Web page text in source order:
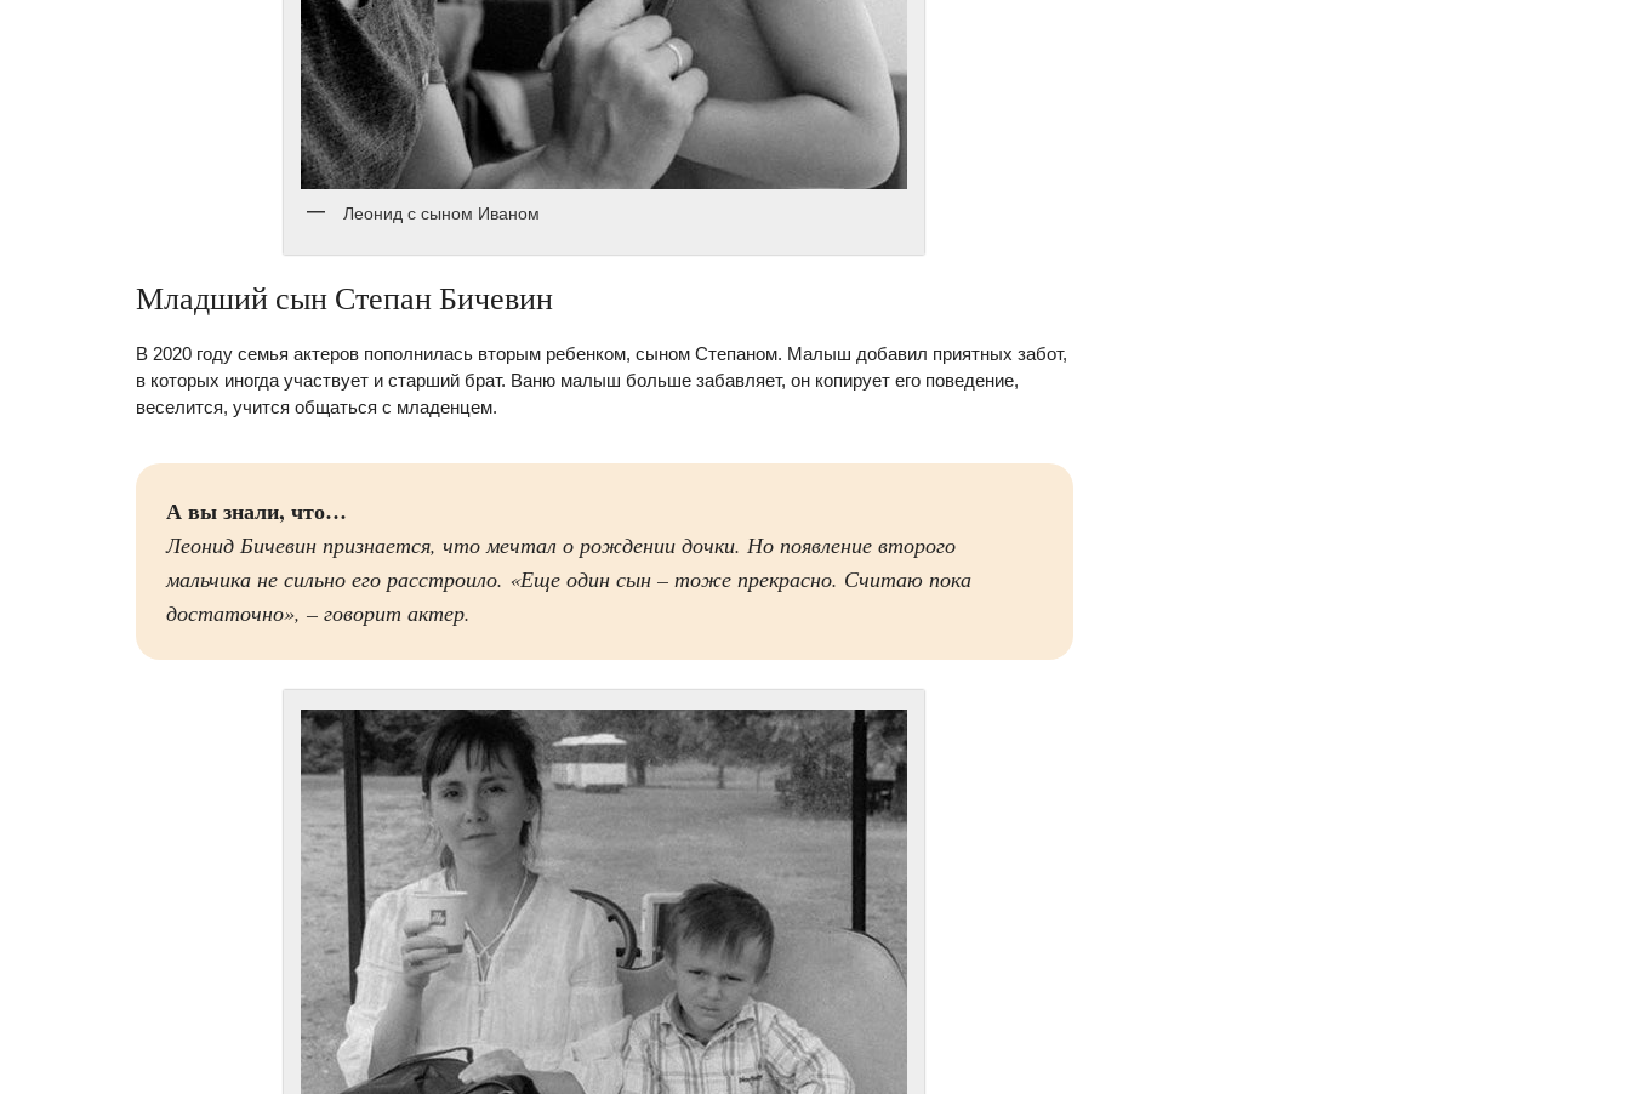
Леонид с сыном Иваном
Младший сын Степан Бичевин
В 2020 году семья актеров пополнилась вторым ребенком, сыном Степаном. Малыш добавил приятных забот,
в которых иногда участвует и старший брат. Ваню малыш больше забавляет, он копирует его поведение,
веселится, учится общаться с младенцем.
А вы знали, что…
Леонид Бичевин признается, что мечтал о рождении дочки. Но появление второго
мальчика не сильно его расстроило. «Еще один сын – тоже прекрасно. Считаю пока
достаточно», – говорит актер.